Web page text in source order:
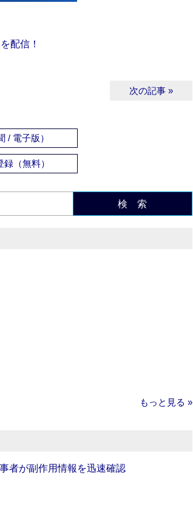
配信！
次の記事 »
/ 電子版）
（無料）
検 索
もっと見る »
者が副作用情報を迅速確認